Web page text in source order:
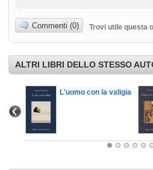
Commenti (0) Trovi utile questa
ALTRI LIBRI DELLO STESSO
L'uomo con la valigia